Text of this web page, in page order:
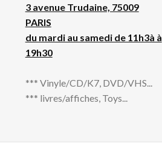
3 avenue Trudaine, 75009
PARIS
du mardi au samedi de 11h3à à
19h30
*** Vinyle/CD/K7, DVD/VHS...
*** livres/affiches, Toys...